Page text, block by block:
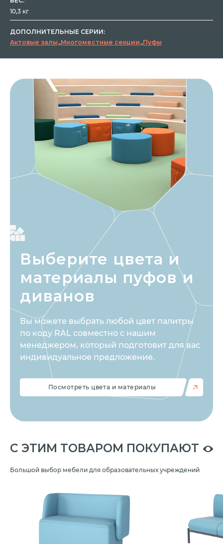
10,3 кг
ДОПОЛНИТЕЛЬНЫЕ СЕРИИ:
Актовые залы ,Многоместные секции ,Пуфы
Выберите цвета и
материалы пуфов и
диванов
Вы можете выбрать любой цвет палитры
по коду RAL совместно с нашим
менеджером, который подготовит для вас
индивидуальное предложение.
Посмотреть цвета и материалы
C ЭТИМ ТОВАРОМ ПОКУПАЮТ
Большой выбор мебели для образовательных учреждений